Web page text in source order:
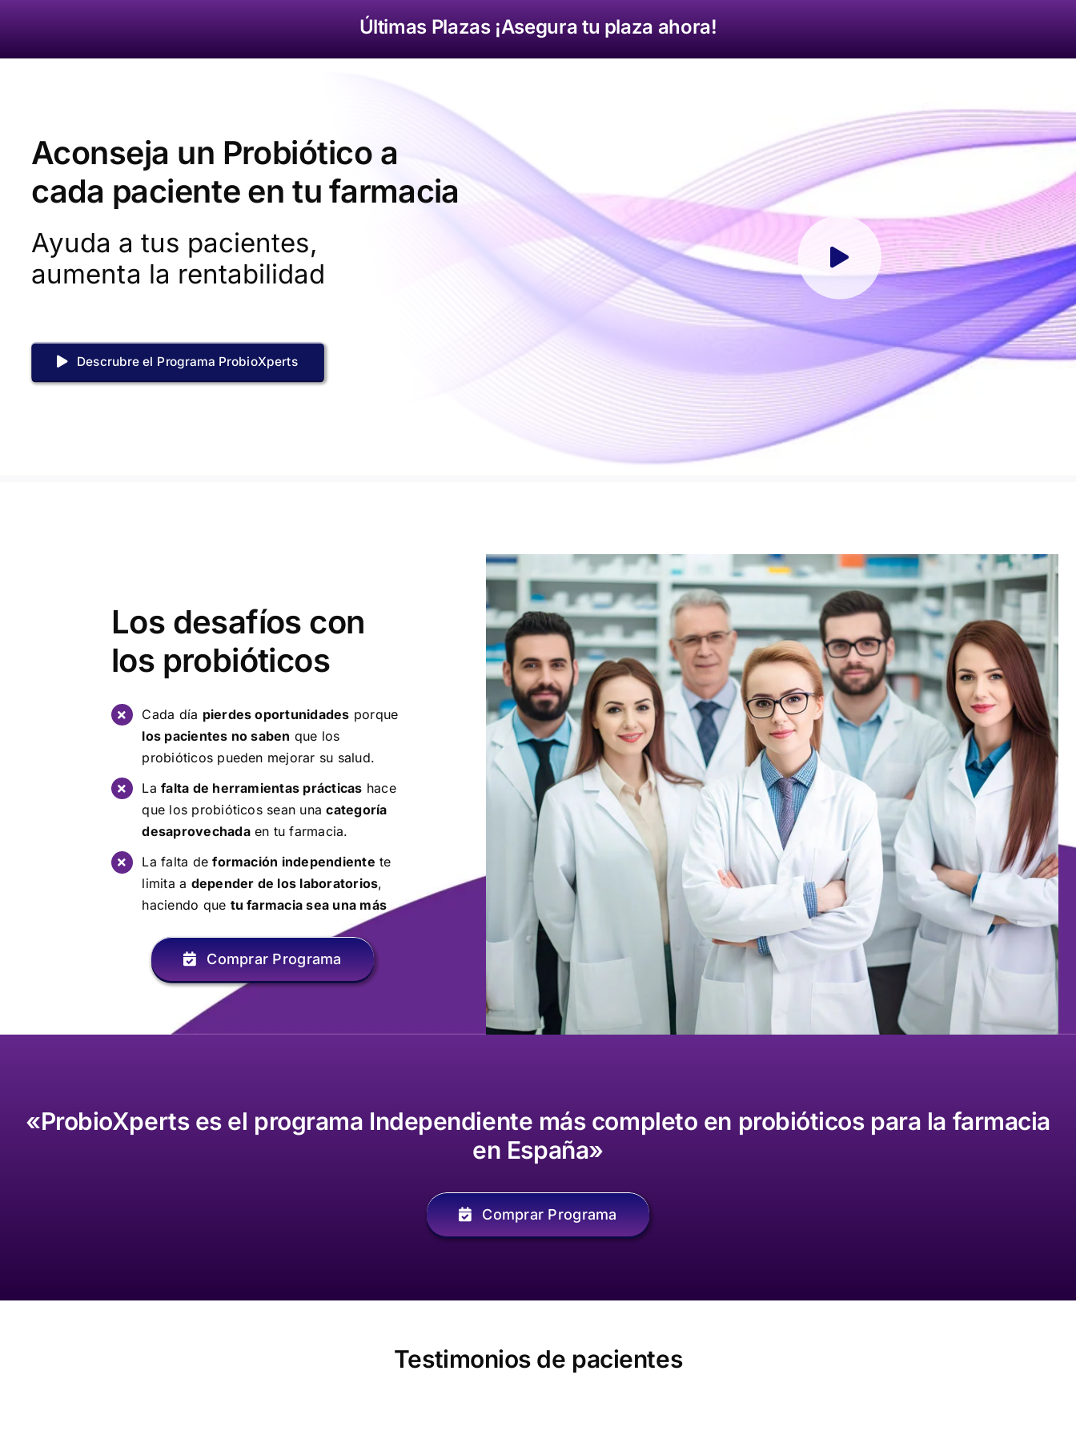
Últimas Plazas ¡Asegura tu plaza ahora!
Aconseja un Probiótico a
cada paciente en tu farmacia
Ayuda a tus pacientes,
aumenta la rentabilidad
Descrubre el Programa ProbioXperts
Los desafíos con
los probióticos
Cada día pierdes oportunidades porque
los pacientes no saben que los
probióticos pueden mejorar su salud.
Lafalta de herramientas prácticas hace
que los probióticos sean unacategoría
desaprovechadaen tu farmacia.
La falta deformación independiente te
limita a depender de los laboratorios,
haciendo que tu farmacia sea una más
Comprar Programa
«ProbioXperts es el programa Independiente más completo en probióticos para la farmacia
en España»
Comprar Programa
Testimonios de pacientes